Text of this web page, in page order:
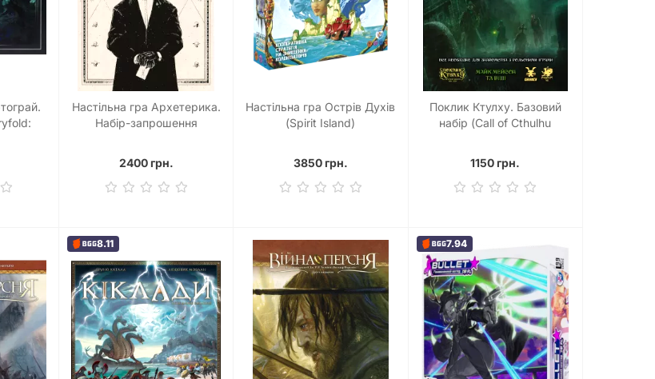
Настільна гра Архетерика.
Набір-запрошення
2400 грн.
Настільна гра Острів Духів
(Spirit Island)
3850 грн.
Поклик Ктулху. Базовий
набір (Call of Cthulhu
1150 грн.
8.11 7.94